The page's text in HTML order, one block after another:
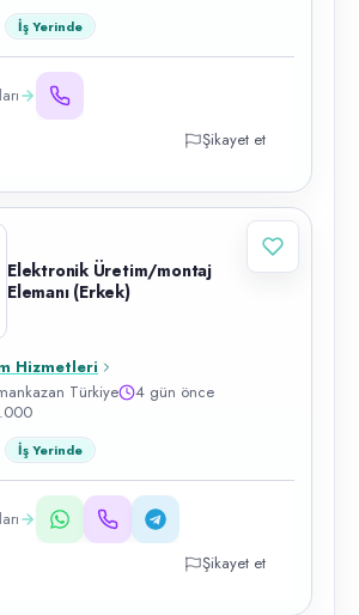
İş Yerinde
Şikayet et
Elektronik Üretim/montaj
Elemanı (Erkek)
Hizmetleri
Türkiye
4 gün önce
İş Yerinde
Şikayet et